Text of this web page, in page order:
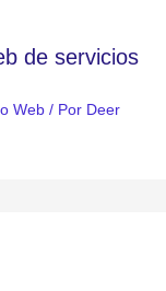
de servicios
Web/ Por Deer